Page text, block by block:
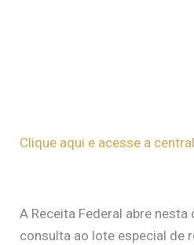
Clique aqui e acesse a
A Receita Federal abre
consulta ao lote especial de